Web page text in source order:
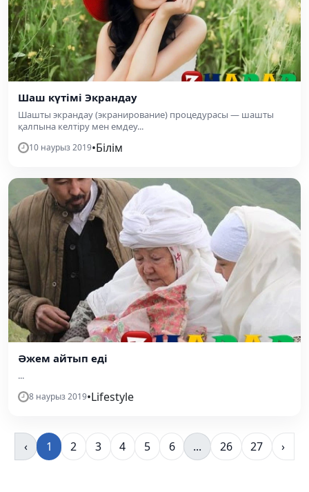
Шаш күтімі Экрандау
Шашты экрандау (экранирование) процедурасы — шашты
қалпына келтіру мен емдеу...
10 наурыз 2019•Білім
Әжем айтып еді
...
8 наурыз 2019•Lifestyle
‹ 1 2 3 4 5 6 ... 26 27 ›